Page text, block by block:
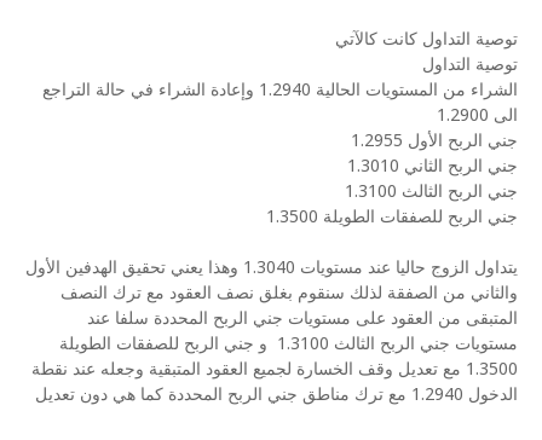
توصية التداول كانت كالآتي
توصية التداول
الشراء من المستويات الحالية 1.2940 وإعادة الشراء في حالة التراجع
الى 1.2900
جني الربح الأول 1.2955
جني الربح الثاني 1.3010
جني الربح الثالث 1.3100
جني الربح للصفقات الطويلة 1.3500
يتداول الزوج حاليا عند مستويات 1.3040 وهذا يعني تحقيق الهدفين الأول
والثاني من الصفقة لذلك سنقوم بغلق نصف العقود مع ترك النصف
المتبقى من العقود على مستويات جني الربح المحددة سلفا عند
مستويات جني الربح الثالث 1.3100
و جني الربح للصفقات الطويلة
1.3500 مع تعديل وقف الخسارة لجميع العقود المتبقية وجعله عند نقطة
الدخول 1.2940 مع ترك مناطق جني الربح المحددة كما هي دون تعديل